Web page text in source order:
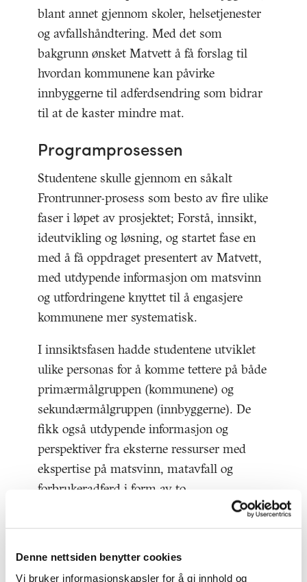
Denne nettsiden benytter cookies
Vi bruker informasjonskapsler for å gi innhold og
blant annet gjennom skoler, helsetjenester
og avfallshåndtering. Med det som
bakgrunn ønsket Matvett å få forslag til
hvordan kommunene kan påvirke
innbyggerne til adferdsendring som bidrar
til at de kaster mindre mat.
Programprosessen
Studentene skulle gjennom en såkalt
Frontrunner-prosess som besto av fire ulike
faser i løpet av prosjektet; Forstå, innsikt,
ideutvikling og løsning, og startet fase en
med å få oppdraget presentert av Matvett,
med utdypende informasjon om matsvinn
og utfordringene knyttet til å engasjere
kommunene mer systematisk.
I innsiktsfasen hadde studentene utviklet
ulike personas for å komme tettere på både
primærmålgruppen (kommunene) og
sekundærmålgruppen (innbyggerne). De
fikk også utdypende informasjon og
perspektiver fra eksterne ressurser med
ekspertise på matsvinn, matavfall og
forbrukeradferd i form av to
studentene gjennomføre en syretest